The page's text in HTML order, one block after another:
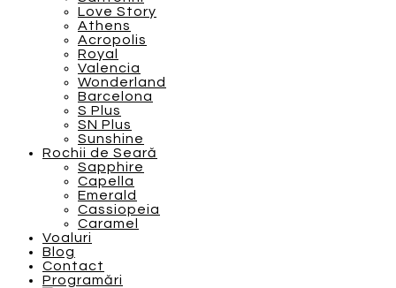
Love Story
Athens
Acropolis
Royal
Valencia
Wonderland
Barcelona
S Plus
SN Plus
Sunshine
Rochii de Seară
Sapphire
Capella
Emerald
Cassiopeia
Caramel
Voaluri
Blog
Contact
Programări